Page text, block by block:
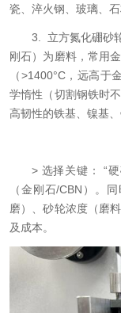
瓷、淬火钢、玻璃、石
3. 立方氮化硼砂
刚石）为磨料，常用
（>1400°C，远高
学惰性（切割钢铁时
高韧性的铁基、镍基
> 选择关键： “
（金刚石/CBN）。
磨）、砂轮浓度（磨
及成本。